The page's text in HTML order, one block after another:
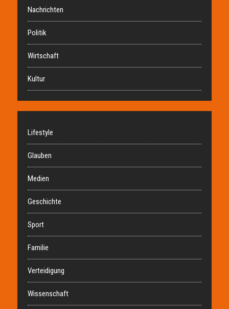
Nachrichten
Politik
Wirtschaft
Kultur
Lifestyle
Glauben
Medien
Geschichte
Sport
Familie
Verteidigung
Wissenschaft